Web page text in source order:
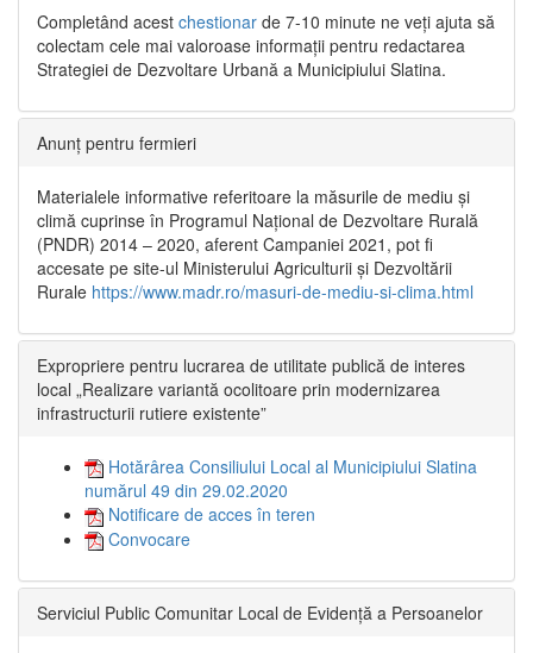
Completând acest chestionar de 7-10 minute ne veți ajuta să
colectam cele mai valoroase informații pentru redactarea
Strategiei de Dezvoltare Urbană a Municipiului Slatina.
Anunț pentru fermieri
Materialele informative referitoare la măsurile de mediu și
climă cuprinse în Programul Național de Dezvoltare Rurală
(PNDR) 2014 – 2020, aferent Campaniei 2021, pot fi
accesate pe site-ul Ministerului Agriculturii și Dezvoltării
Rurale https://www.madr.ro/masuri-de-mediu-si-clima.html
Expropriere pentru lucrarea de utilitate publică de interes
local „Realizare variantă ocolitoare prin modernizarea
infrastructurii rutiere existente”
Hotărârea Consiliului Local al Municipiului Slatina
numărul 49 din 29.02.2020
Notificare de acces în teren
Convocare
Serviciul Public Comunitar Local de Evidență a Persoanelor